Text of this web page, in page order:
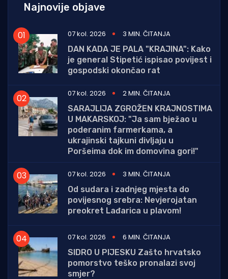
Najnovije objave
07 kol. 2026
3 MIN. ČITANJA
DAN KADA JE PALA "KRAJINA": Kako
je general Stipetić ispisao povijest i
gospodski okončao rat
07 kol. 2026
2 MIN. ČITANJA
SARAJLIJA ZGROŽEN KRAJNOSTIMA
U MAKARSKOJ: "Ja sam bježao u
poderanim farmerkama, a
ukrajinski tajkuni divljaju u
Poršeima dok im domovina gori!"
07 kol. 2026
3 MIN. ČITANJA
Od sudara i zadnjeg mjesta do
povijesnog srebra: Nevjerojatan
preokret Lađarica u plavom!
07 kol. 2026
6 MIN. ČITANJA
SIDRO U PIJESKU Zašto hrvatsko
pomorstvo teško pronalazi svoj
smjer?